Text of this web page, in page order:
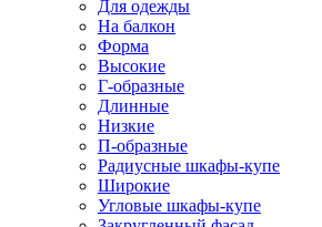
Для одежды
На балкон
Форма
Высокие
Г-образные
Длинные
Низкие
П-образные
Радиусные шкафы-купе
Широкие
Угловые шкафы-купе